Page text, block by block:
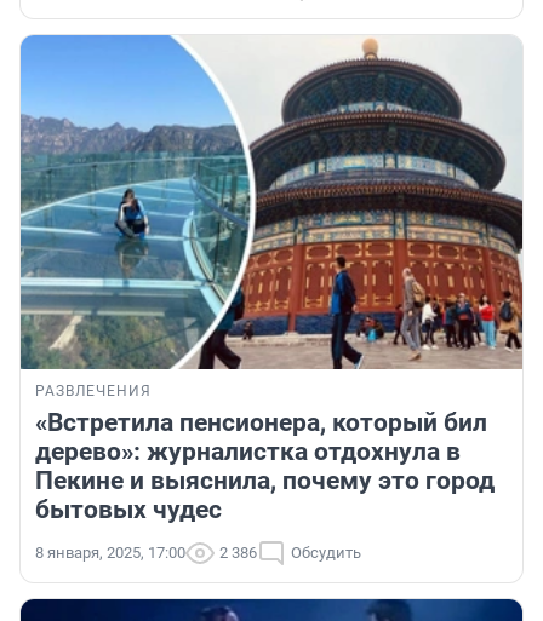
РАЗВЛЕЧЕНИЯ
«Встретила пенсионера, который бил
дерево»: журналистка отдохнула в
Пекине и выяснила, почему это город
бытовых чудес
8 января, 2025, 17:00 2 386 Обсудить